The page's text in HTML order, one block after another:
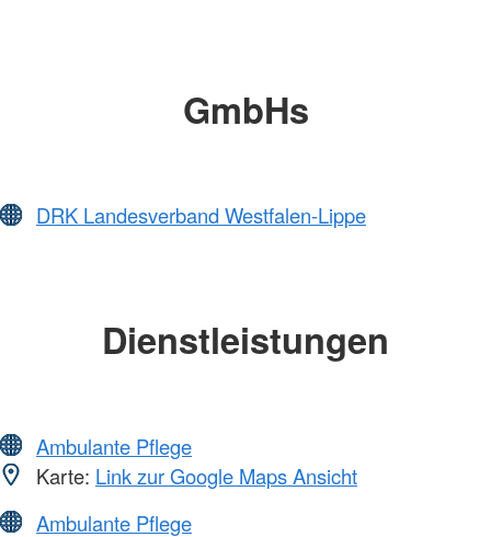
GmbHs
DRK Landesverband Westfalen-Lippe
Dienstleistungen
Ambulante Pflege
Karte: Link zur Google Maps Ansicht
Ambulante Pflege